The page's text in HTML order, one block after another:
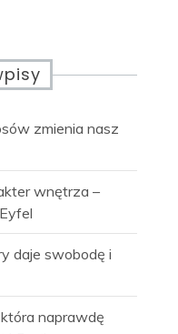
zmienia nasz
wnętrza –
daje swobodę i
naprawdę